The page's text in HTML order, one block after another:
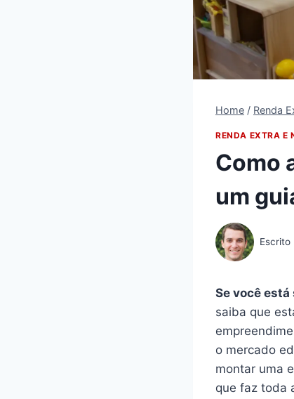
Home / Renda
RENDA EXTRA E
Como
um
Escrito
Se você
saiba que
o mercado
montar uma
que faz toda